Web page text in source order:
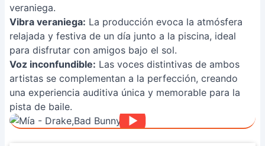
veraniega.
Vibra veraniega: La producción evoca la atmósfera
relajada y festiva de un día junto a la piscina, ideal
para disfrutar con amigos bajo el sol.
Voz inconfundible: Las voces distintivas de ambos
artistas se complementan a la perfección, creando
una experiencia auditiva única y memorable para la
pista de baile.